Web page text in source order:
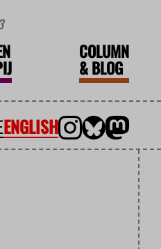
COLUMN
&BLOG
ENGLISH